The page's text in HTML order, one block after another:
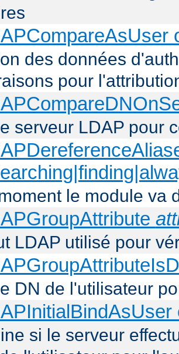
des données
pour
serveur LDAP pour
le module va
LDAP utilisé pour
DN de l'utilisateur
si le serveur